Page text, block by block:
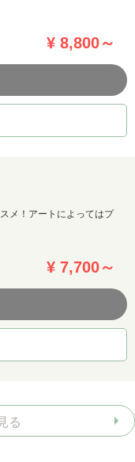
¥ 8,800～
メ！アートによってはプ
¥ 7,700～
る